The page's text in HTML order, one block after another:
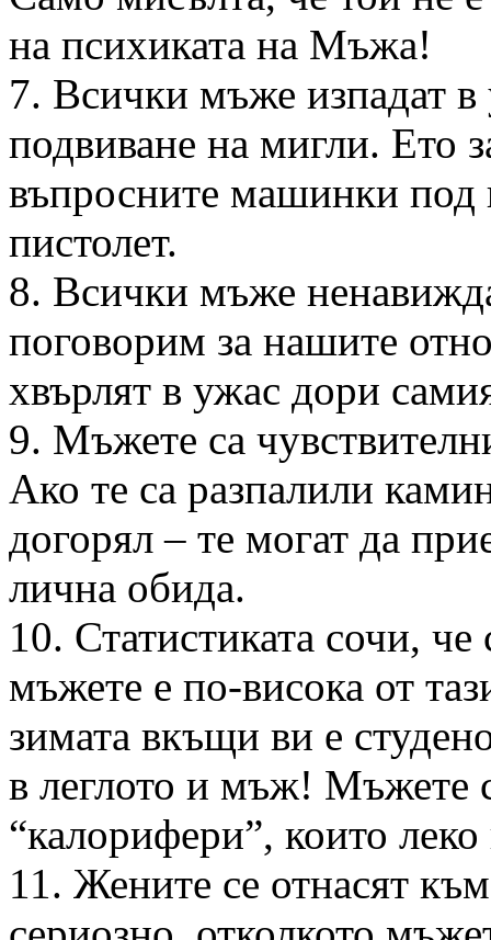
на психиката на Мъжа!
7. Всички мъже изпадат
подвиване на мигли. Ето
въпросните машинки под
пистолет.
8. Всички мъже
поговорим за нашите
хвърлят в ужас дори
9. Мъжете са
Ако те са разпалили
догорял – те могат да
лична обида.
10. Статистиката сочи,
мъжете е по-висока от
зимата вкъщи ви е
в леглото и мъж! Мъжете
“калорифери”, които леко
11. Жените се отнасят